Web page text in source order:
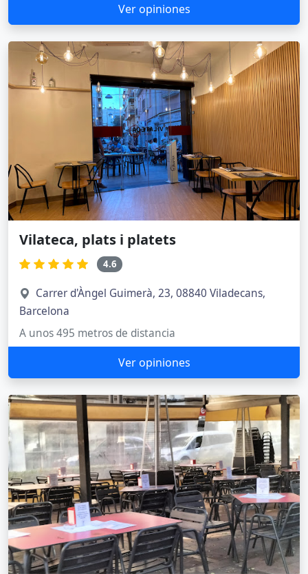
Ver opiniones
Vilateca, plats i platets
4.6
Carrer d'Àngel Guimerà, 23, 08840 Viladecans,
Barcelona
A unos 495 metros de distancia
Ver opiniones